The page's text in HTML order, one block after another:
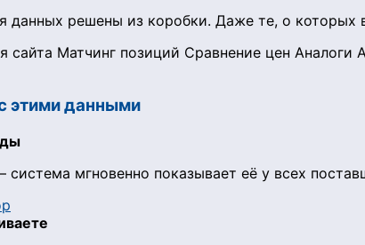
данных решены из коробки. Даже те, о
сайта Матчинг позиций Сравнение цен Аналоги
этими данными
мгновенно показывает её у всех